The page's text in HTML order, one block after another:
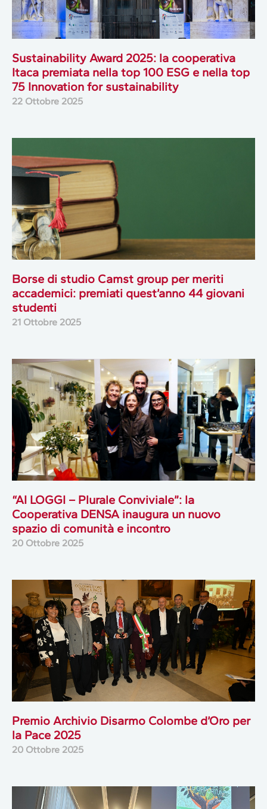
Sustainability Award 2025: la cooperativa
Itaca premiata nella top 100 ESG e nella top
75 Innovation for sustainability
22 Ottobre 2025
Borse di studio Camst group per meriti
accademici: premiati quest’anno 44 giovani
studenti
21 Ottobre 2025
“AI LOGGI – Plurale Conviviale”: la
Cooperativa DENSA inaugura un nuovo
spazio di comunità e incontro
20 Ottobre 2025
Premio Archivio Disarmo Colombe d’Oro per
la Pace 2025
20 Ottobre 2025